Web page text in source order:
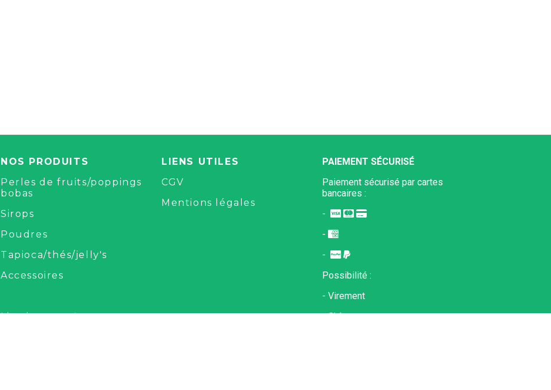
NOS PRODUITS
Perles de fruits/poppings
bobas
Sirops
Poudres
Tapioca/thés/jelly's
Accessoires
Livraison:Frais de port
LIENS UTILES
CGV
Mentions légales
PAIEMENT SÉCURISÉ
Paiement sécurisé par cartes
bancaires :
-   
- 
-  
Possibilité :
- Virement
- Chèque